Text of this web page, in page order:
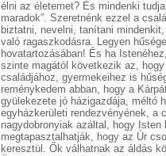
élni az életemet? És mindenki
maradok”. Szeretnénk ezzel a
biztatni, nevelni, tanítani
való ragaszkodásra. Legyen
hovatartozásában! És ha
szinte magától következik az,
családjához, gyermekeihez is
reménykedem abban, hogy a
gyülekezete jó házigazdája, méltó
egyházkerületi rendezvényének, a
nagydobronyiak azáltal, hogy
megtapasztalhatják, hogy az Úr
keresztül. Ők válhatnak az áldás